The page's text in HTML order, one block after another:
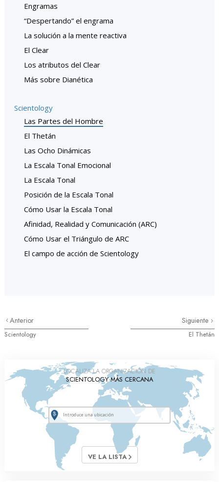
Engramas
“Despertando” el engrama
La solución a la mente reactiva
El Clear
Los atributos del Clear
Más sobre Dianética
Scientology
Las Partes del Hombre
El Thetán
Las Ocho Dinámicas
La Escala Tonal Emocional
La Escala Tonal
Posición de la Escala Tonal
Cómo Usar la Escala Tonal
Afinidad, Realidad y Comunicación (ARC)
Cómo Usar el Triángulo de ARC
El campo de acción de Scientology
Anterior
Scientology
Siguiente
El Thetán
LOCALIZA LA ORGANIZACIÓN DE
SCIENTOLOGY MÁS CERCANA
VE LA LISTA